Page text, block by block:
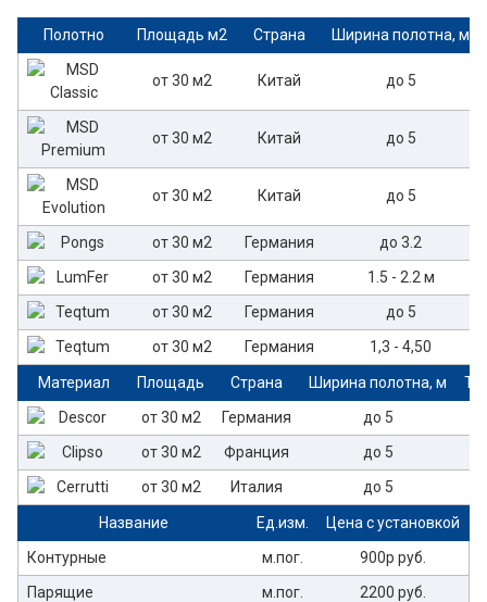
Полотно Площадь м2 Страна Ширина полотна, м
от 30 м2 Китай до 5
от 30 м2 Китай до 5
от 30 м2 Китай до 5
от 30 м2 Германия
до 3.2
от 30 м2
Германия
1.5 - 2.2 м
от 30 м2
Германия
до 5
от 30 м2
Германия 1,3 - 4,50
Материал Площадь Страна Ширина полотна, м
от 30 м2
Германия
до 5
от 30 м2
Франция
до 5
от 30 м2
Италия до 5
Название Ед.изм.
Цена с установкой
Контурные
м.пог.
900р руб.
Парящие
м.пог.
2200 руб.